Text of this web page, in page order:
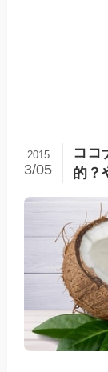
ココ
的？
2015
3/05